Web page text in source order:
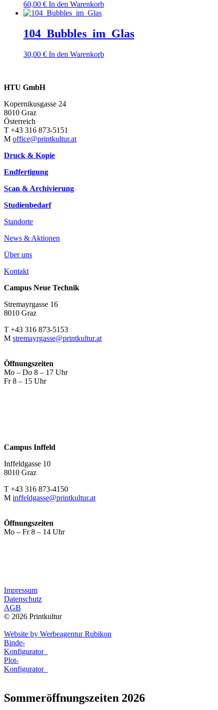
60,00 € In den Warenkorb
104_Bubbles_im_Glas
30,00 € In den Warenkorb
HTU GmbH
Kopernikusgasse 24
8010 Graz
Österreich
T +43 316 873-5151
M office@printkultur.at
Druck & Kopie
Endfertigung
Scan & Archivierung
Studienbedarf
Standorte
News & Aktionen
Über uns
Kontakt
Campus Neue Technik
Stremayrgasse 16
8010 Graz
T +43 316 873-5153
M stremayrgasse@printkultur.at
Öffnungszeiten
Mo – Do 8 – 17 Uhr
Fr 8 – 15 Uhr
Campus Inffeld
Inffeldgasse 10
8010 Graz
T +43 316 873-4150
M inffeldgasse@printkultur.at
Öffnungszeiten
Mo – Fr 8 – 14 Uhr
Impressum
Datenschutz
AGB
© 2026 Printkultur
Website by Werbeagentur Rubikon
Binde-
Konfigurator
Plot-
Konfigurator
Sommeröffnungszeiten 2026